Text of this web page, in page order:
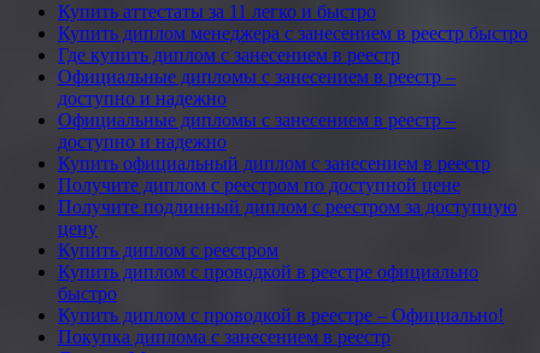
Купить аттестаты за 11 легко и быстро
Купить диплом менеджера с занесением в реестр быстро
Где купить диплом с занесением в реестр
Официальные дипломы с занесением в реестр –
доступно и надежно
Официальные дипломы с занесением в реестр –
доступно и надежно
Купить официальный диплом с занесением в реестр
Получите диплом с реестром по доступной цене
Получите подлинный диплом с реестром за доступную
цену
Купить диплом с реестром
Купить диплом с проводкой в реестре официально
быстро
Купить диплом с проводкой в реестре – Официально!
Покупка диплома с занесением в реестр